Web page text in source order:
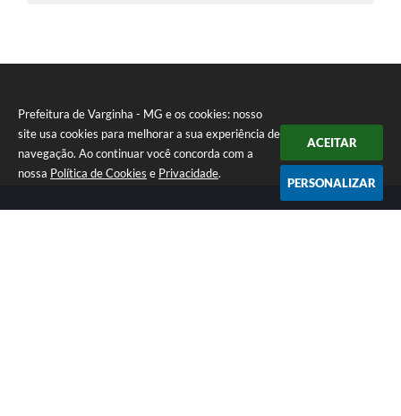
Prefeitura de Varginha - MG e os cookies: nosso
site usa cookies para melhorar a sua experiência de
navegação. Ao continuar você concorda com a
nossa Política de Cookies e Privacidade.
ACEITAR
PERSONALIZAR